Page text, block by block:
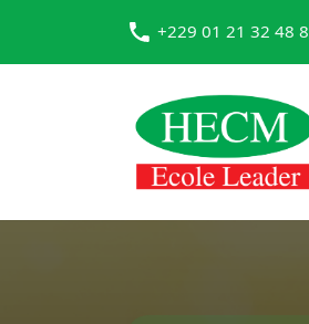
+229 01 21 32 48